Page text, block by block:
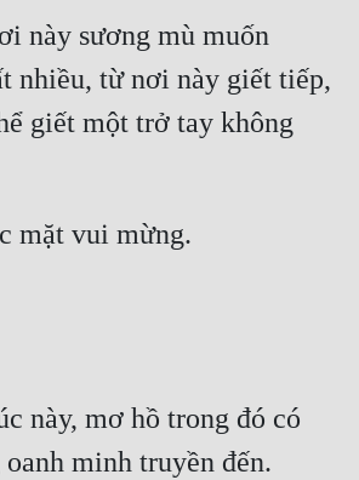
này sương mù muốn
nhiều, từ nơi này giết tiếp,
giết một trở tay không
mặt vui mừng.
này, mơ hồ trong đó có
minh truyền đến.